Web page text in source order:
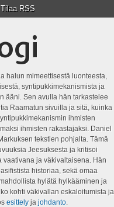
Tilaa RSS
halun mimeettisestä luonteesta,
syntipukkimekanismista ja
ääni. Sen avulla hän tarkastelee
Raamatun sivuilla ja sitä, kuinka
ihmisten
ihmisten rakastajaksi. Daniel
tekstien pohjalta. Tämä
Jeesuksesta ja kritisoi
ja väkivaltaisena. Hän
historiaa, sekä omaa
hylätä hylkääminen ja
kohti väkivallan eskaloitumista ja
esittelyja johdanto.